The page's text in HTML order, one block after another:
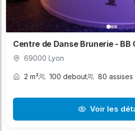
Centre de Danse Brunerie - BB
69000 Lyon
2 m² 100 debout 80 assises
Voir les